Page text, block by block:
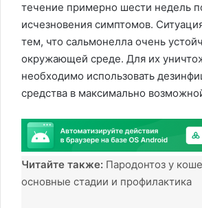
течение примерно шести недель
исчезновения симптомов.
тем, что сальмонелла очень
окружающей среде. Для их
необходимо использовать
средства в максимально
Читайте также: Пародонтоз у
основные стадии и профилактика